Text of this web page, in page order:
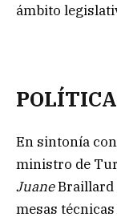
ámbito
En sintonía
ministro de
JuaneBraillard
mesas